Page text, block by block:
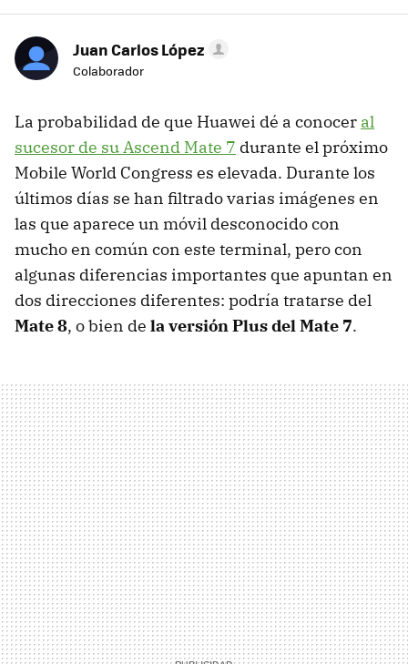
Juan Carlos López
Colaborador
La probabilidad de que Huawei dé a conocer al
sucesor de su Ascend Mate 7 durante el próximo
Mobile World Congress es elevada. Durante los
últimos días se han filtrado varias imágenes en
las que aparece un móvil desconocido con
mucho en común con este terminal, pero con
algunas diferencias importantes que apuntan en
dos direcciones diferentes: podría tratarse del
Mate 8, o bien de la versión Plus del Mate 7.